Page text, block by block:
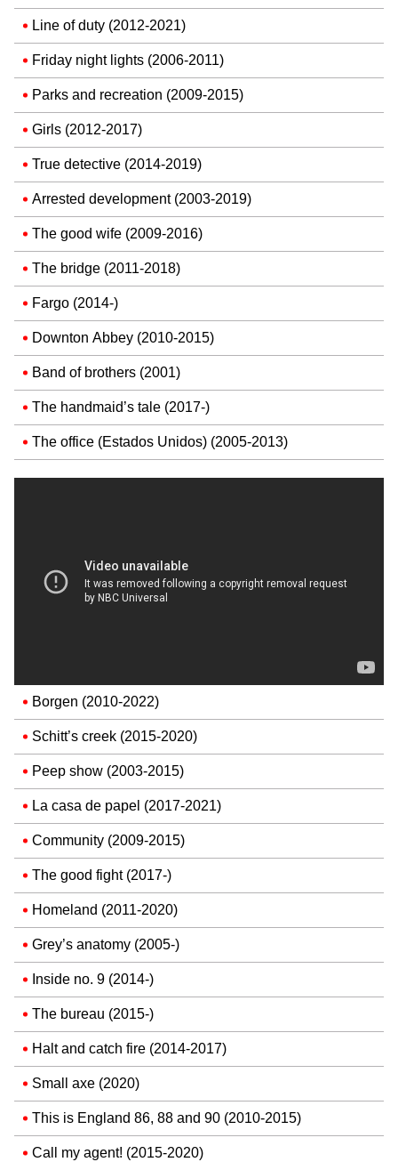
Line of duty (2012-2021)
Friday night lights (2006-2011)
Parks and recreation (2009-2015)
Girls (2012-2017)
True detective (2014-2019)
Arrested development (2003-2019)
The good wife (2009-2016)
The bridge (2011-2018)
Fargo (2014-)
Downton Abbey (2010-2015)
Band of brothers (2001)
The handmaid’s tale (2017-)
The office (Estados Unidos) (2005-2013)
Borgen (2010-2022)
Schitt’s creek (2015-2020)
Peep show (2003-2015)
La casa de papel (2017-2021)
Community (2009-2015)
The good fight (2017-)
Homeland (2011-2020)
Grey’s anatomy (2005-)
Inside no. 9 (2014-)
The bureau (2015-)
Halt and catch fire (2014-2017)
Small axe (2020)
This is England 86, 88 and 90 (2010-2015)
Call my agent! (2015-2020)